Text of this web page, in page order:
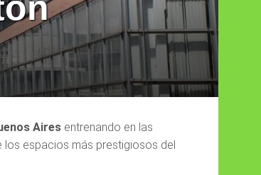
Airesentrenando en las
los espacios más prestigiosos del